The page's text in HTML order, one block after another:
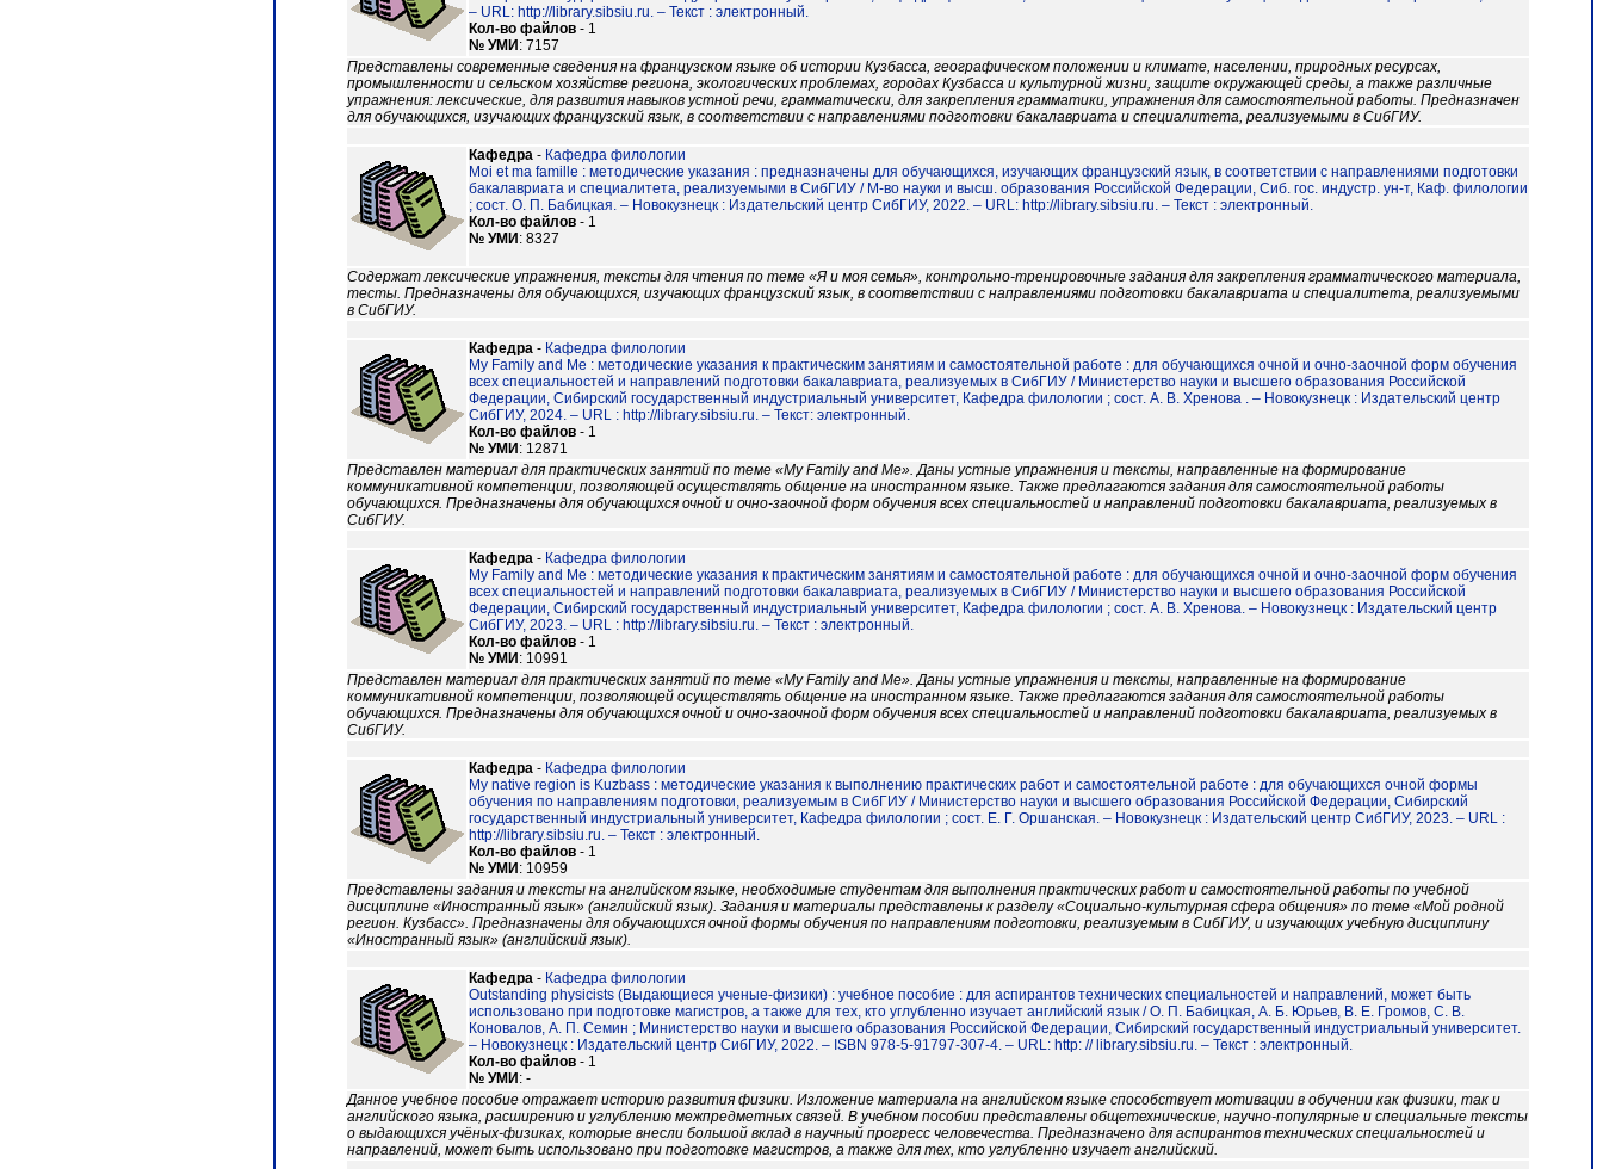
– URL: http://library.sibsiu.ru. – Текст : электронный.
Кол-во файлов - 1
№ УМИ : 7157
Представлены современные сведения на французском языке об истории Кузбасса, географическом положении и климате, населении, природных ресурсах,
промышленности и сельском хозяйстве региона, экологических проблемах, городах Кузбасса и культурной жизни, защите окружающей среды, а также различные
упражнения: лексические, для развития навыков устной речи, грамматически, для закрепления грамматики, упражнения для самостоятельной работы. Предназначен
для обучающихся, изучающих французский язык, в соответствии с направлениями подготовки бакалавриата и специалитета, реализуемыми в СибГИУ.
Кафедра - Кафедра филологии
Moi et ma famille : методические указания : предназначены для обучающихся, изучающих французский язык, в соответствии с направлениями подготовки
бакалавриата и специалитета, реализуемыми в СибГИУ / М-во науки и высш. образования Российской Федерации, Сиб. гос. индустр. ун-т, Каф. филологии
; сост. О. П. Бабицкая. – Новокузнецк : Издательский центр СибГИУ, 2022. – URL: http://library.sibsiu.ru. – Текст : электронный.
Кол-во файлов - 1
№ УМИ : 8327
Содержат лексические упражнения, тексты для чтения по теме «Я и моя семья», контрольно-тренировочные задания для закрепления грамматического материала,
тесты. Предназначены для обучающихся, изучающих французский язык, в соответствии с направлениями подготовки бакалавриата и специалитета, реализуемыми
в СибГИУ.
Кафедра - Кафедра филологии
My Family and Me : методические указания к практическим занятиям и самостоятельной работе : для обучающихся очной и очно-заочной форм обучения
всех специальностей и направлений подготовки бакалавриата, реализуемых в СибГИУ / Министерство науки и высшего образования Российской
Федерации, Сибирский государственный индустриальный университет, Кафедра филологии ; сост. А. В. Хренова . – Новокузнецк : Издательский центр
СибГИУ, 2024. – URL : http://library.sibsiu.ru. – Текст: электронный.
Кол-во файлов - 1
№ УМИ : 12871
Представлен материал для практических занятий по теме «My Family and Me». Даны устные упражнения и тексты, направленные на формирование
коммуникативной компетенции, позволяющей осуществлять общение на иностранном языке. Также предлагаются задания для самостоятельной работы
обучающихся. Предназначены для обучающихся очной и очно-заочной форм обучения всех специальностей и направлений подготовки бакалавриата, реализуемых в
СибГИУ.
Кафедра - Кафедра филологии
My Family and Me : методические указания к практическим занятиям и самостоятельной работе : для обучающихся очной и очно-заочной форм обучения
всех специальностей и направлений подготовки бакалавриата, реализуемых в СибГИУ / Министерство науки и высшего образования Российской
Федерации, Сибирский государственный индустриальный университет, Кафедра филологии ; сост. А. В. Хренова. – Новокузнецк : Издательский центр
СибГИУ, 2023. – URL : http://library.sibsiu.ru. – Текст : электронный.
Кол-во файлов - 1
№ УМИ : 10991
Представлен материал для практических занятий по теме «My Family and Me». Даны устные упражнения и тексты, направленные на формирование
коммуникативной компетенции, позволяющей осуществлять общение на иностранном языке. Также предлагаются задания для самостоятельной работы
обучающихся. Предназначены для обучающихся очной и очно-заочной форм обучения всех специальностей и направлений подготовки бакалавриата, реализуемых в
СибГИУ.
Кафедра - Кафедра филологии
My native region is Kuzbass : методические указания к выполнению практических работ и самостоятельной работе : для обучающихся очной формы
обучения по направлениям подготовки, реализуемым в СибГИУ / Министерство науки и высшего образования Российской Федерации, Сибирский
государственный индустриальный университет, Кафедра филологии ; сост. Е. Г. Оршанская. – Новокузнецк : Издательский центр СибГИУ, 2023. – URL :
http://library.sibsiu.ru. – Текст : электронный.
Кол-во файлов - 1
№ УМИ : 10959
Представлены задания и тексты на английском языке, необходимые студентам для выполнения практических работ и самостоятельной работы по учебной
дисциплине «Иностранный язык» (английский язык). Задания и материалы представлены к разделу «Социально-культурная сфера общения» по теме «Мой родной
регион. Кузбасс». Предназначены для обучающихся очной формы обучения по направлениям подготовки, реализуемым в СибГИУ, и изучающих учебную дисциплину
«Иностранный язык» (английский язык).
Кафедра - Кафедра филологии
Outstanding physicists (Выдающиеся ученые-физики) : учебное пособие : для аспирантов технических специальностей и направлений, может быть
использовано при подготовке магистров, а также для тех, кто углубленно изучает английский язык / О. П. Бабицкая, А. Б. Юрьев, В. Е. Громов, С. В.
Коновалов, А. П. Семин ; Министерство науки и высшего образования Российской Федерации, Сибирский государственный индустриальный университет.
– Новокузнецк : Издательский центр СибГИУ, 2022. – ISBN 978-5-91797-307-4. – URL: http: // library.sibsiu.ru. – Текст : электронный.
Кол-во файлов - 1
№ УМИ : -
Данное учебное пособие отражает историю развития физики. Изложение материала на английском языке способствует мотивации в обучении как физики, так и
английского языка, расширению и углублению межпредметных связей. В учебном пособии представлены общетехнические, научно-популярные и специальные тексты
о выдающихся учёных-физиках, которые внесли большой вклад в научный прогресс человечества. Предназначено для аспирантов технических специальностей и
направлений, может быть использовано при подготовке магистров, а также для тех, кто углубленно изучает английский.